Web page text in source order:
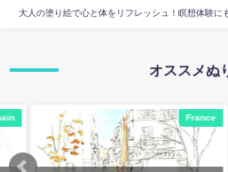
大人の塗り絵で心と体をリフレッシュ！瞑想体験に
オススメぬ
France